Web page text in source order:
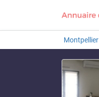
Montpellier